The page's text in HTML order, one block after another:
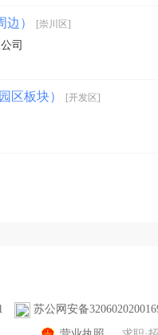
边） [崇川区]
司
区板块） [开发区]
苏公网安备